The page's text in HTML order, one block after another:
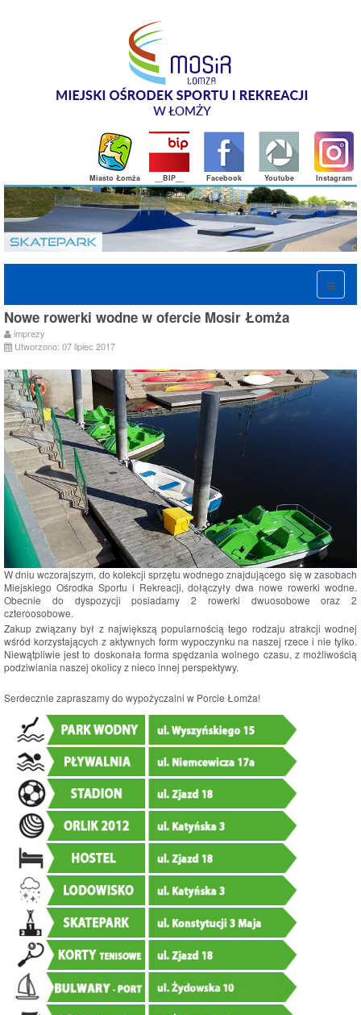
Instagram
Youtube
Facebook
__BIP__
Miasto Łomża
Nowe rowerki wodne w ofercie Mosir Łomża
imprezy
Utworzono: 07 lipiec 2017
W dniu wczorajszym, do kolekcji sprzętu wodnego znajdującego się w zasobach
Miejskiego Ośrodka Sportu i Rekreacji, dołączyły dwa nowe rowerki wodne.
Obecnie do dyspozycji posiadamy 2 rowerki dwuosobowe oraz 2
czteroosobowe.
Zakup związany był z największą popularnością tego rodzaju atrakcji wodnej
wśród korzystających z aktywnych form wypoczynku na naszej rzece i nie tylko.
Niewątpliwie jest to doskonała forma spędzania wolnego czasu, z możliwością
podziwiania naszej okolicy z nieco innej perspektywy.
Serdecznie zapraszamy do wypożyczalni w Porcie Łomża!